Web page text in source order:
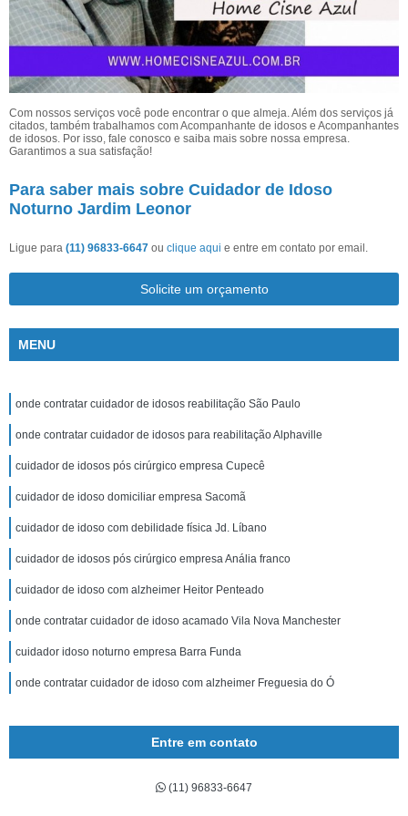
Com nossos serviços você pode encontrar o que almeja. Além dos serviços já
citados, também trabalhamos com Acompanhante de idosos e Acompanhantes
de idosos. Por isso, fale conosco e saiba mais sobre nossa empresa.
Garantimos a sua satisfação!
Para saber mais sobre Cuidador de Idoso
Noturno Jardim Leonor
Ligue para (11) 96833-6647 ou clique aqui e entre em contato por email.
Solicite um orçamento
MENU
onde contratar cuidador de idosos reabilitação São Paulo
onde contratar cuidador de idosos para reabilitação Alphaville
cuidador de idosos pós cirúrgico empresa Cupecê
cuidador de idoso domiciliar empresa Sacomã
cuidador de idoso com debilidade física Jd. Líbano
cuidador de idosos pós cirúrgico empresa Anália franco
cuidador de idoso com alzheimer Heitor Penteado
onde contratar cuidador de idoso acamado Vila Nova Manchester
cuidador idoso noturno empresa Barra Funda
onde contratar cuidador de idoso com alzheimer Freguesia do Ó
Entre em contato
(11) 96833-6647